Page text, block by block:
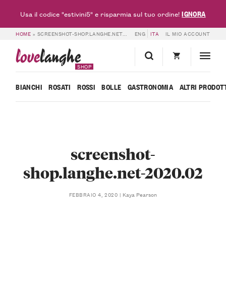
HOME » SCREENSHOT-SHOP.LANGHE.NET-2020.02 ENG ITA IL MIO ACCOUNT
lovelanghe
SHOP
BIANCHI ROSATI ROSSI BOLLE GASTRONOMIA ALTRI
screenshot-
shop.langhe.net-2020.02
FEBBRAIO 4, 2020 Kaya Pearson
Usa il codice "estivini5" e risparmia sul tuo ordine!IGNORA